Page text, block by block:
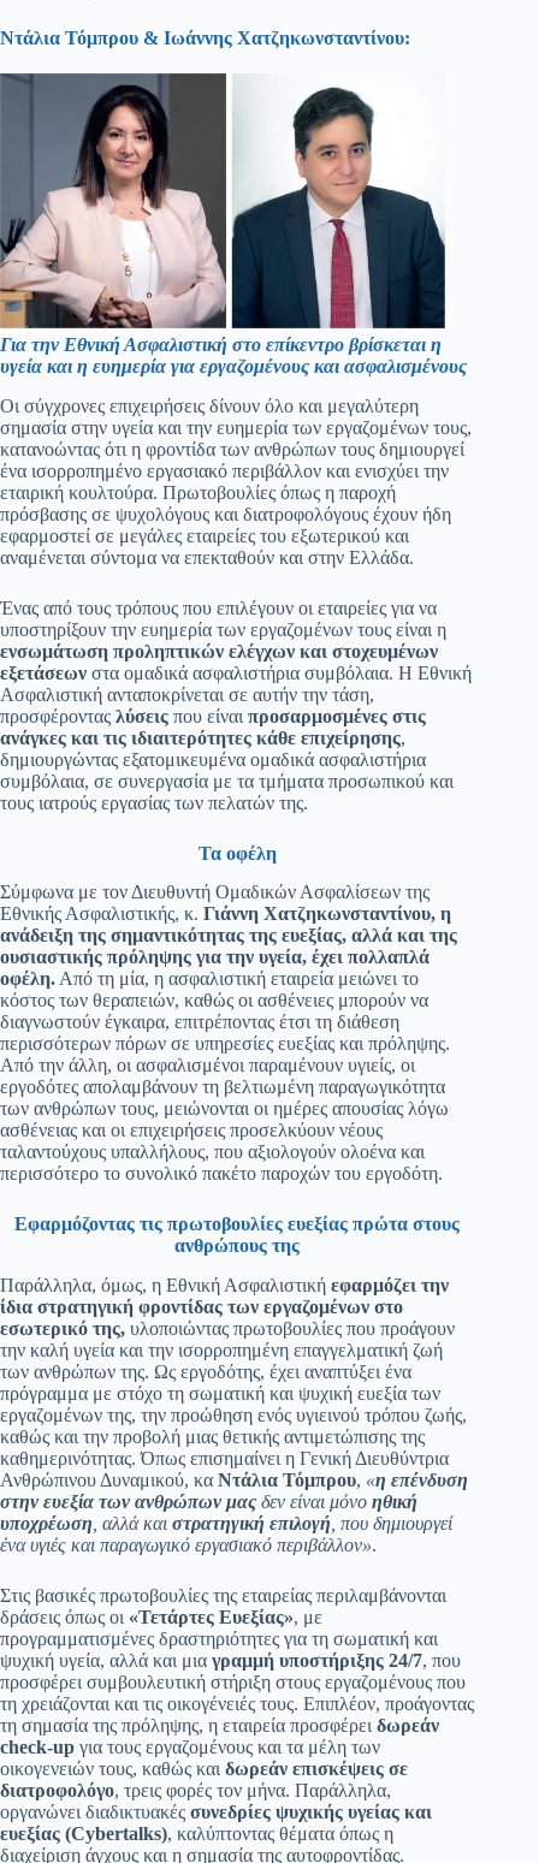
Ντάλια Τόμπρου & Ιωάννης Χατζηκωνσταντίνου:
Για την Εθνική Ασφαλιστική στο επίκεντρο βρίσκεται η
υγεία και η ευημερία για εργαζομένους και ασφαλισμένους
Οι σύγχρονες επιχειρήσεις δίνουν όλο και μεγαλύτερη
σημασία στην υγεία και την ευημερία των εργαζομένων τους,
κατανοώντας ότι η φροντίδα των ανθρώπων τους δημιουργεί
ένα ισορροπημένο εργασιακό περιβάλλον και ενισχύει την
εταιρική κουλτούρα. Πρωτοβουλίες όπως η παροχή
πρόσβασης σε ψυχολόγους και διατροφολόγους έχουν ήδη
εφαρμοστεί σε μεγάλες εταιρείες του εξωτερικού και
αναμένεται σύντομα να επεκταθούν και στην Ελλάδα.
Ένας από τους τρόπους που επιλέγουν οι εταιρείες για να
υποστηρίξουν την ευημερία των εργαζομένων τους είναι η
ενσωμάτωση προληπτικών ελέγχων και στοχευμένων
εξετάσεων στα ομαδικά ασφαλιστήρια συμβόλαια. Η Εθνική
Ασφαλιστική ανταποκρίνεται σε αυτήν την τάση,
προσφέροντας λύσεις που είναι προσαρμοσμένες στις
ανάγκες και τις ιδιαιτερότητες κάθε επιχείρησης,
δημιουργώντας εξατομικευμένα ομαδικά ασφαλιστήρια
συμβόλαια, σε συνεργασία με τα τμήματα προσωπικού και
τους ιατρούς εργασίας των πελατών της.
Τα οφέλη
Σύμφωνα με τον Διευθυντή Ομαδικών Ασφαλίσεων της
Εθνικής Ασφαλιστικής, κ. Γιάννη Χατζηκωνσταντίνου, η
ανάδειξη της σημαντικότητας της ευεξίας, αλλά και της
ουσιαστικής πρόληψης για την υγεία, έχει πολλαπλά
οφέλη. Από τη μία, η ασφαλιστική εταιρεία μειώνει το
κόστος των θεραπειών, καθώς οι ασθένειες μπορούν να
διαγνωστούν έγκαιρα, επιτρέποντας έτσι τη διάθεση
περισσότερων πόρων σε υπηρεσίες ευεξίας και πρόληψης.
Από την άλλη, οι ασφαλισμένοι παραμένουν υγιείς, οι
εργοδότες απολαμβάνουν τη βελτιωμένη παραγωγικότητα
των ανθρώπων τους, μειώνονται οι ημέρες απουσίας λόγω
ασθένειας και οι επιχειρήσεις προσελκύουν νέους
ταλαντούχους υπαλλήλους, που αξιολογούν ολοένα και
περισσότερο το συνολικό πακέτο παροχών του εργοδότη.
Εφαρμόζοντας τις πρωτοβουλίες ευεξίας πρώτα στους
ανθρώπους της
Παράλληλα, όμως, η Εθνική Ασφαλιστική εφαρμόζει την
ίδια στρατηγική φροντίδας των εργαζομένων στο
εσωτερικό της, υλοποιώντας πρωτοβουλίες που προάγουν
την καλή υγεία και την ισορροπημένη επαγγελματική ζωή
των ανθρώπων της. Ως εργοδότης, έχει αναπτύξει ένα
πρόγραμμα με στόχο τη σωματική και ψυχική ευεξία των
εργαζομένων της, την προώθηση ενός υγιεινού τρόπου ζωής,
καθώς και την προβολή μιας θετικής αντιμετώπισης της
καθημερινότητας. Όπως επισημαίνει η Γενική Διευθύντρια
Ανθρώπινου Δυναμικού, κα Ντάλια Τόμπρου, «η επένδυση
στην ευεξία των ανθρώπων μας δεν είναι μόνο ηθική
υποχρέωση , αλλά και στρατηγική επιλογή , που δημιουργεί
ένα υγιές και παραγωγικό εργασιακό περιβάλλον».
Στις βασικές πρωτοβουλίες της εταιρείας περιλαμβάνονται
δράσεις όπως οι «Τετάρτες Ευεξίας», με
προγραμματισμένες δραστηριότητες για τη σωματική και
ψυχική υγεία, αλλά και μια γραμμή υποστήριξης 24/7, που
προσφέρει συμβουλευτική στήριξη στους εργαζομένους που
τη χρειάζονται και τις οικογένειές τους. Επιπλέον, προάγοντας
τη σημασία της πρόληψης, η εταιρεία προσφέρει δωρεάν
check-up για τους εργαζομένους και τα μέλη των
οικογενειών τους, καθώς και δωρεάν επισκέψεις σε
διατροφολόγο, τρεις φορές τον μήνα. Παράλληλα,
οργανώνει διαδικτυακές συνεδρίες ψυχικής υγείας και
ευεξίας (Cybertalks), καλύπτοντας θέματα όπως η
διαχείριση άγχους και η σημασία της αυτοφροντίδας.